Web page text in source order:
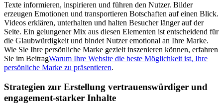
Texte informieren, inspirieren und führen den Nutzer. Bilder
erzeugen Emotionen und transportieren Botschaften auf einen Blick.
Videos erklären, unterhalten und halten Besucher länger auf der
Seite. Ein gelungener Mix aus diesen Elementen ist entscheidend für
die Glaubwürdigkeit und bindet Nutzer emotional an Ihre Marke.
Wie Sie Ihre persönliche Marke gezielt inszenieren können, erfahren
Sie im BeitragWarum Ihre Website die beste Möglichkeit ist, Ihre
persönliche Marke zu präsentieren.
Strategien zur Erstellung vertrauenswürdiger und
engagement-starker Inhalte